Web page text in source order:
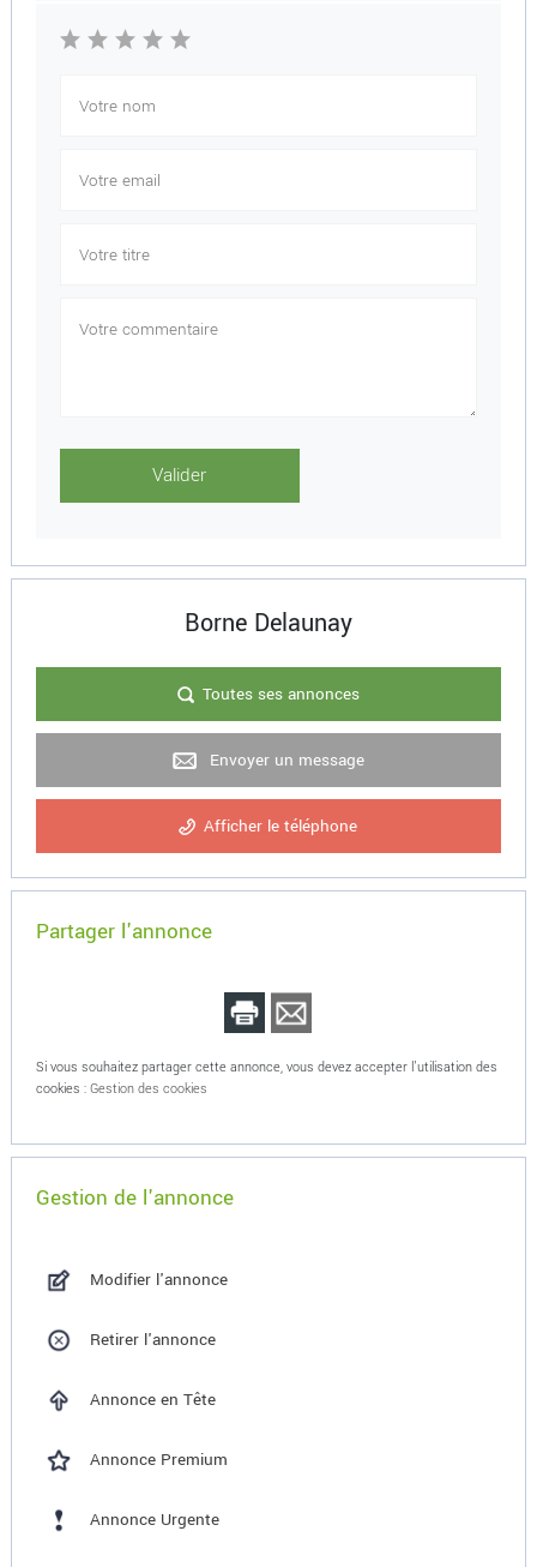
Borne Delaunay
Toutes ses annonces
Envoyer un message
Afficher le téléphone
Partager l'annonce
Si vous souhaitez partager cette annonce, vous devez accepter l'utilisation des
cookies : Gestion des cookies
Gestion de l'annonce
Modifier l'annonce
Retirer l'annonce
Annonce en Tête
Annonce Premium
Annonce Urgente